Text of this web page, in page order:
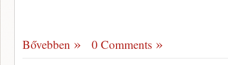
Bővebben 0 Comments